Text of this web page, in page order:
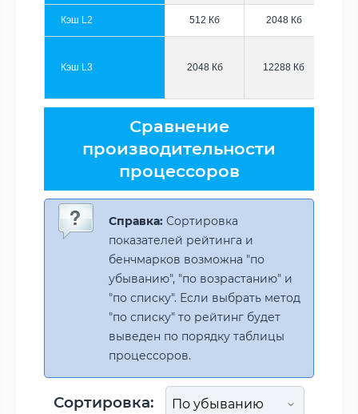
Кэш L2 512 Кб 2048 Кб
Кэш L3 2048 Кб 12288 Кб
Сравнение
производительности
процессоров
Справка: Сортировка
показателей рейтинга и
бенчмарков возможна "по
убыванию", "по возрастанию" и
"по списку". Если выбрать метод
"по списку" то рейтинг будет
выведен по порядку таблицы
процессоров.
Сортировка: